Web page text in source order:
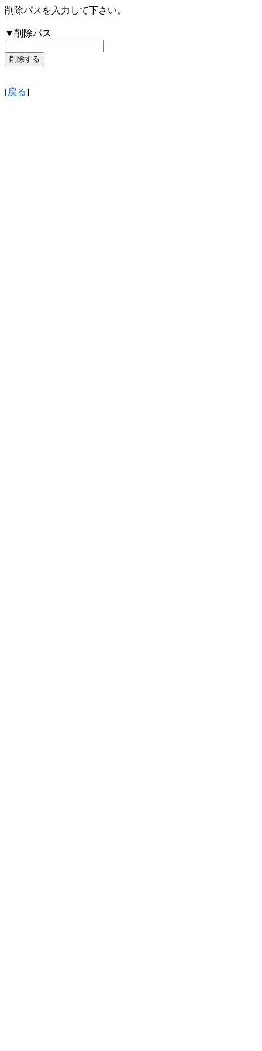
削除パスを入力して下さい。
▼削除パス
[戻る]